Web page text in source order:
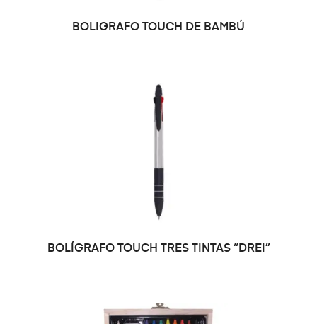
BOLIGRAFO TOUCH DE BAMBÚ
BOLÍGRAFO TOUCH TRES TINTAS “DREI”